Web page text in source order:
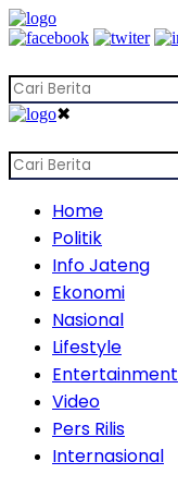
✖
Home
Politik
Info Jateng
Ekonomi
Nasional
Lifestyle
Entertainment
Video
Pers Rilis
Internasional